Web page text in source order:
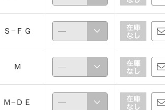
Ｓ−ＦＧ
Ｍ
Ｍ−ＤＥ